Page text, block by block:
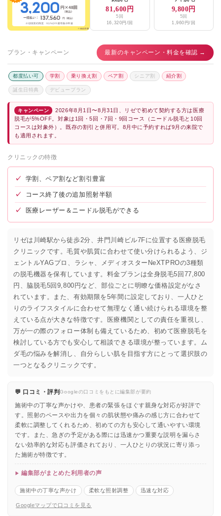
81,600円
5回
16,320円/回
9,800円
5回
1,960円/回
プラン・キャンペーン 最新のキャンペーン・料金を確認 →
都度払い可 学割 乗り換え割 ペア割 シニア割 紹介割
誕生日特典 デビュープラン
キャンペーン
2026年8月1日〜8月31日、リゼで初めて契約する方は医療
脱毛が5%OFF。対象は1回・5回・7回・9回コース（ニードル脱毛と10回
コースは対象外）。既存の割引と併用可。8月中に予約すれば9月の来院で
も適用されます。
クリニックの特徴
✓ 学割、ペア割など割引豊富
✓ コース終了後の追加照射半額
✓ 医療レーザー＆ニードル脱毛ができる
リゼは川崎駅から徒歩2分、井門川崎ビル7Fに位置する医療脱毛
クリニックです。毛質や肌質に合わせて使い分けられるよう、ジ
ェントルYAGプロ、ラシャ、メディオスターNeXTPROの3種類
の脱毛機器を保有しています。料金プランは全身脱毛5回77,800
円、脇脱毛5回9,800円など、部位ごとに明瞭な価格設定がなさ
れています。また、有効期限を5年間に設定しており、一人ひと
りのライフスタイルに合わせて無理なく通い続けられる環境を整
えている点が大きな特徴です。医療機関としての責任を重視し、
万が一の際のフォロー体制も備えているため、初めて医療脱毛を
検討している方でも安心して相談できる環境が整っています。ム
ダ毛の悩みを解消し、自分らしい肌を目指す方にとって選択肢の
一つとなるクリニックです。
💬 口コミ・評判Googleの口コミをもとに編集部が要約
施術中の丁寧な声かけや、患者の緊張をほぐす親身な対応が好評で
す。照射のペースや出力を個々の肌状態や痛みの感じ方に合わせて
柔軟に調整してくれるため、初めての方も安心して通いやすい環境
です。また、急ぎの予定がある際には迅速かつ重要な説明を漏らさ
ない効率的な対応も評価されており、一人ひとりの状況に寄り添っ
た施術が特徴です。
編集部がまとめた利用者の声
施術中の丁寧な声かけ 柔軟な照射調整 迅速な対応
Googleマップで口コミを見る